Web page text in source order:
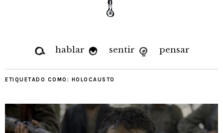
hablar sentir pensar
ETIQUETADO COMO: HOLOCAUSTO